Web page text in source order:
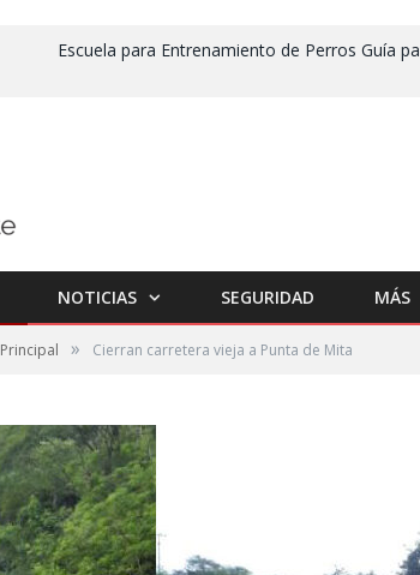
NOTICIAS SEGURIDAD MÁS
Principal » Cierran carretera vieja a Punta de Mita